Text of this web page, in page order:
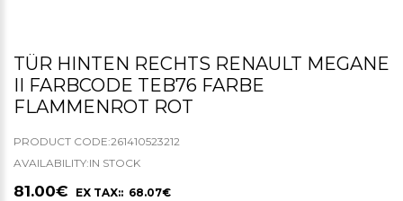
TÜR HINTEN RECHTS RENAULT MEGANE
II FARBCODE TEB76 FARBE
FLAMMENROT ROT
PRODUCT CODE:261410523212
AVAILABILITY:IN STOCK
81.00€ EX TAX:: 68.07€